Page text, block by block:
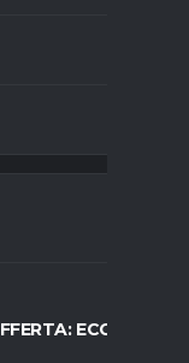
ECCO